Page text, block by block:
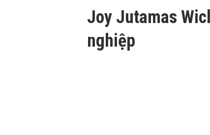
Joy Jutamas
nghiệp